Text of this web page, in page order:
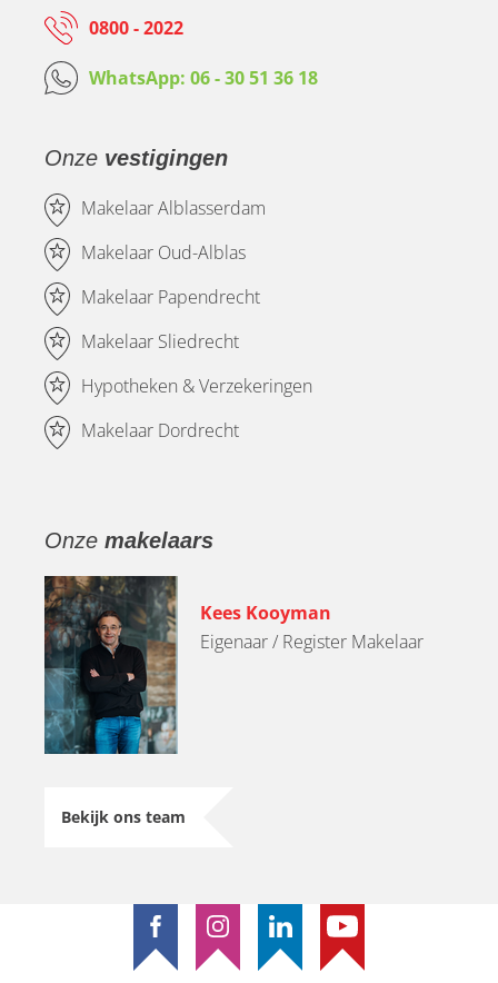
0800 - 2022
WhatsApp: 06 - 30 51 36 18
Onze vestigingen
Makelaar Alblasserdam
Makelaar Oud-Alblas
Makelaar Papendrecht
Makelaar Sliedrecht
Hypotheken & Verzekeringen
Makelaar Dordrecht
Onze makelaars
Kees Kooyman
Eigenaar / Register Makelaar
Bekijk ons team